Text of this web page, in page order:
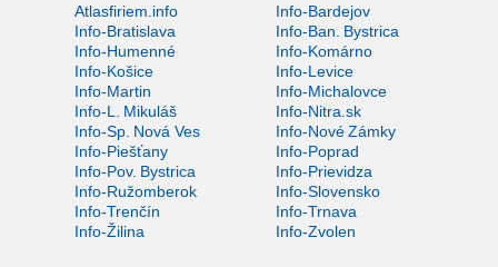
Atlasfiriem.info
Info-Bardejov
Info-Bratislava
Info-Ban. Bystrica
Info-Humenné
Info-Komárno
Info-Košice
Info-Levice
Info-Martin
Info-Michalovce
Info-L. Mikuláš
Info-Nitra.sk
Info-Sp. Nová Ves
Info-Nové Zámky
Info-Piešťany
Info-Poprad
Info-Pov. Bystrica
Info-Prievidza
Info-Ružomberok
Info-Slovensko
Info-Trenčín
Info-Trnava
Info-Žilina
Info-Zvolen